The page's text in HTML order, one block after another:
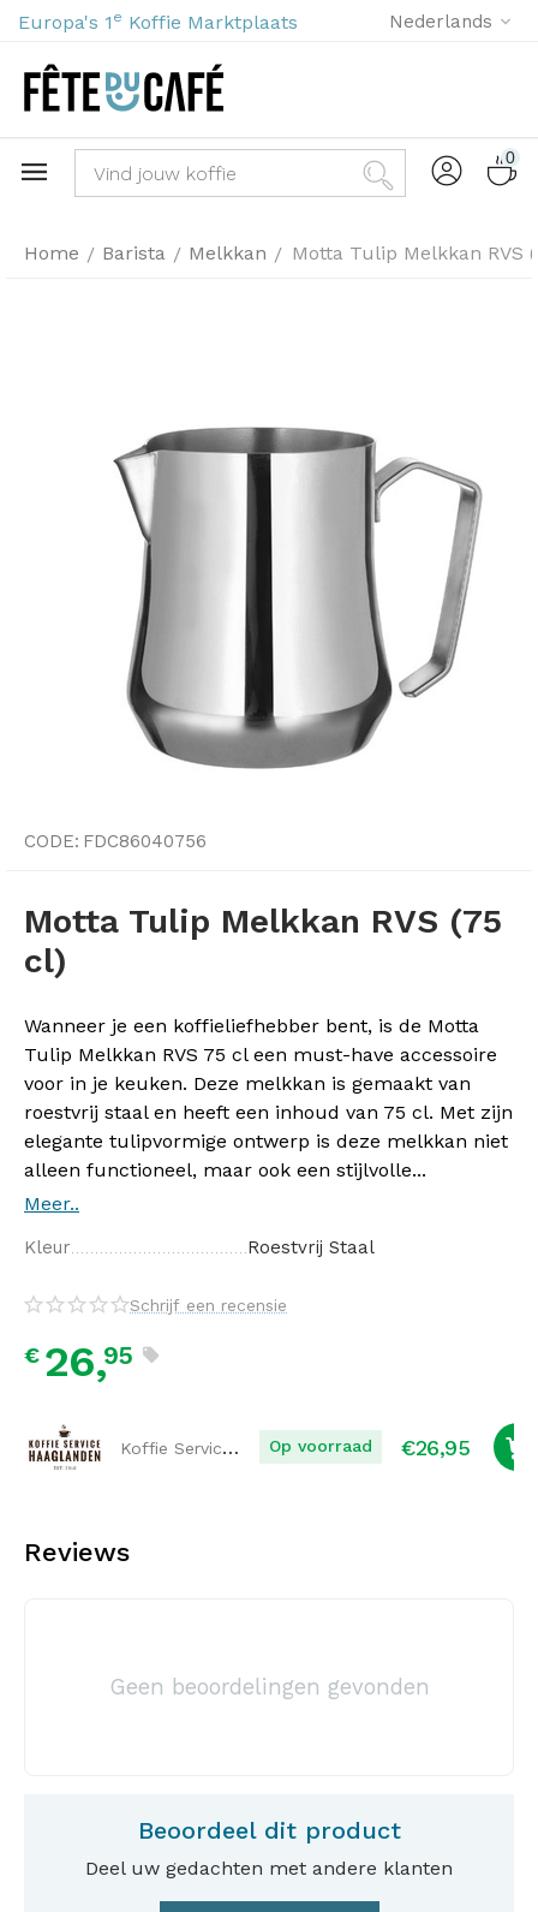
Europa's 1 e Koffie Marktplaats Nederlands
0
Home / Barista / Melkkan / Motta Tulip Melkkan RVS
CODE: FDC86040756
Motta Tulip Melkkan RVS (75
cl)
Wanneer je een koffieliefhebber bent, is de Motta
Tulip Melkkan RVS 75 cl een must-have accessoire
voor in je keuken. Deze melkkan is gemaakt van
roestvrij staal en heeft een inhoud van 75 cl. Met zijn
elegante tulipvormige ontwerp is deze melkkan niet
alleen functioneel, maar ook een stijlvolle...
Meer..
Kleur Roestvrij Staal
Schrijf een recensie
€ 26,95
Koffie Service Haaglanden Op voorraad €26,95
Reviews
Geen beoordelingen gevonden
Beoordeel dit product
Deel uw gedachten met andere klanten